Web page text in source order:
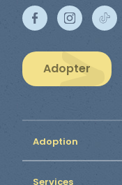
Adopter
Adoption
Services